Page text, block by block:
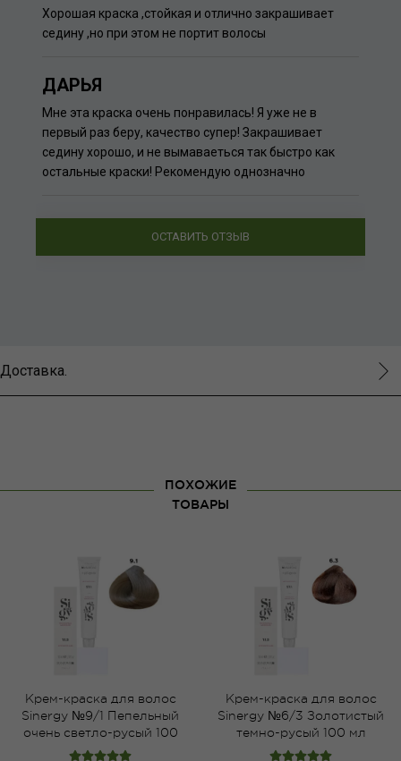
Хорошая краска ,стойкая и отлично закрашивает
седину ,но при этом не портит волосы
ДАРЬЯ
Мне эта краска очень понравилась! Я уже не в
первый раз беру, качество супер! Закрашивает
седину хорошо, и не вымаваеться так быстро как
остальные краски! Рекомендую однозначно
ОСТАВИТЬ ОТЗЫВ
Доставка.
ПОХОЖИЕ
ТОВАРЫ
Крем-краска для волос
Sinergy №9/1 Пепельный
очень светло-русый 100
мл
Крем-краска для волос
Sinergy №6/3 Золотистый
темно-русый 100 мл